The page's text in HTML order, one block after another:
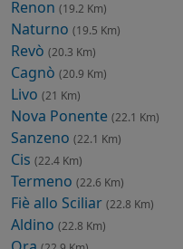
Renon (19.2 Km)
Naturno (19.5 Km)
Revò (20.3 Km)
Cagnò (20.9 Km)
Livo (21 Km)
Nova Ponente (22.1 Km)
Sanzeno (22.1 Km)
Cis (22.4 Km)
Termeno (22.6 Km)
Fiè allo Sciliar (22.8 Km)
Aldino (22.8 Km)